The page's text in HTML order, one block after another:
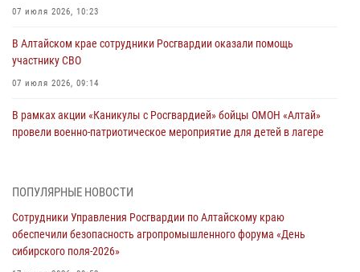
07 июля 2026, 10:23
В Алтайском крае сотрудники Росгвардии оказали помощь
участнику СВО
07 июля 2026, 09:14
В рамках акции «Каникулы с Росгвардией» бойцы ОМОН «Алтай»
провели военно-патриотическое мероприятие для детей в лагере
акции «Коробка храбрости»
ПОПУЛЯРНЫЕ НОВОСТИ
Сотрудники Управления Росгвардии по Алтайскому краю
обеспечили безопасность агропромышленного форума «День
сибирского поля-2026»